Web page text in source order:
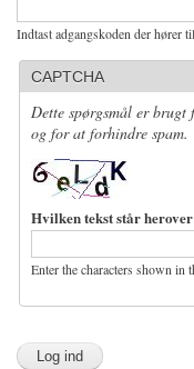
Indtast adgangskoden der hører
CAPTCHA
Dette spørgsmål er brugt
og for at forhindre spam.
Hvilken tekst står
Enter the characters shown in